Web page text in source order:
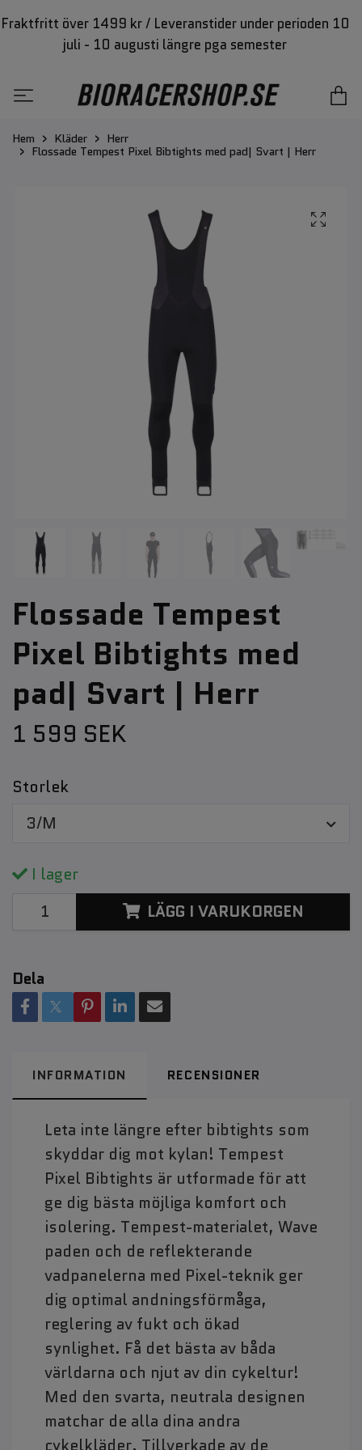
Fraktfritt över 1499 kr / Leveranstider under perioden 10
juli - 10 augusti längre pga semester
Hem Kläder
Herr
Flossade Tempest Pixel Bibtights med pad| Svart | Herr
Flossade Tempest
Pixel Bibtights med
pad| Svart | Herr
1 599 SEK
Storlek
3/M
I lager
LÄGG I VARUKORGEN
Dela
INFORMATION RECENSIONER
Leta inte längre efter bibtights som
skyddar dig mot kylan! Tempest
Pixel Bibtights är utformade för att
ge dig bästa möjliga komfort och
isolering. Tempest-materialet, Wave
paden och de reflekterande
vadpanelerna med Pixel-teknik ger
dig optimal andningsförmåga,
reglering av fukt och ökad
synlighet. Få det bästa av båda
världarna och njut av din cykeltur!
Med den svarta, neutrala designen
matchar de alla dina andra
cykelkläder. Tillverkade av de